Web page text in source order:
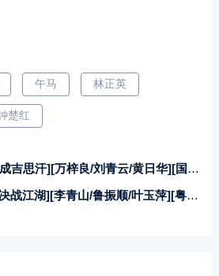
午马 林正英
楚红
刘青云/黄日华][国粤双语无字][Mytvsuper源码/1080P][10集全/每集约1.3G]
鲁振顺/叶玉萍][粤语外挂中字][Mytvsuper源码/1080P][25集全/每集约1.8G]